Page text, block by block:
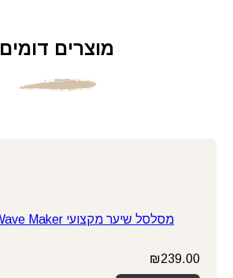
מוצרים דומים
מסלסל שיער מקצועי STORM Barrel Wave Maker
₪239.00